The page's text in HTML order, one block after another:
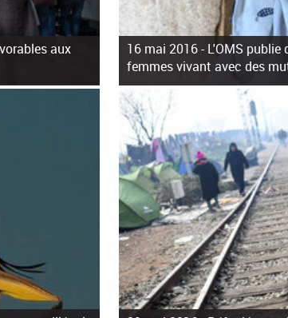
aux
16 mai 2016 -L'OMS publie
femmes vivant avec des